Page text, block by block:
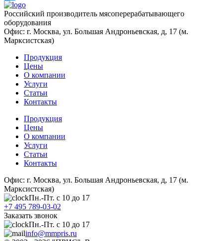
Twitter
Российский производитель мясоперерабатывающего
оборудования
Офис: г. Москва, ул. Большая Андроньевская, д, 17 (м.
Марксистская)
Продукция
Цены
О компании
Услуги
Статьи
Контакты
Продукция
Цены
О компании
Услуги
Статьи
Контакты
Офис: г. Москва, ул. Большая Андроньевская, д, 17 (м.
Марксистская)
Пн.-Пт. с 10 до 17
+7 495 789-03-02
Заказать звонок
Пн.-Пт. с 10 до 17
info@mmpris.ru